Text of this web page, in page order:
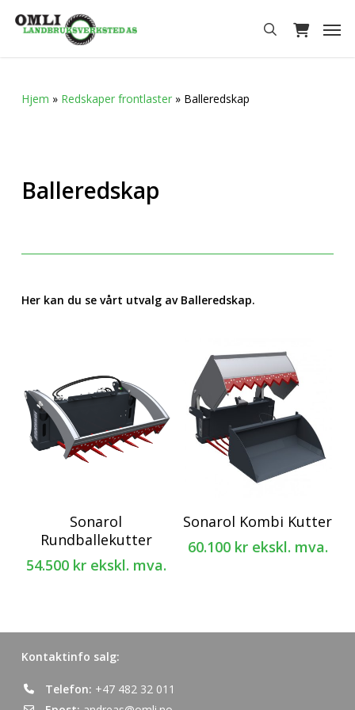
search
Hjem » Redskaper frontlaster» Balleredskap
Balleredskap
Her kan du se vårt utvalg av Balleredskap.
Sonarol
Rundballekutter
54.500 kr ekskl. mva.
Sonarol Kombi Kutter
60.100 kr ekskl. mva.
Kontaktinfo salg:
Telefon: +47 482 32 011